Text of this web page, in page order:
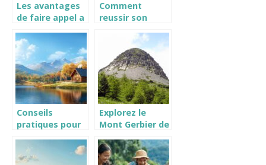
Les avantages
de faire appel a
professionnel
pour organiser
un voyage sur
mesure
Comment
reussir son
Conseils
pratiques pour
escapades de
week-end
Explorez le
Mont Gerbier de
naturel en
Ardèche